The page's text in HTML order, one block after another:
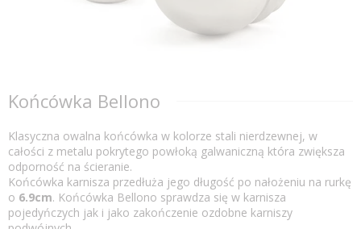
Końcówka Bellono
Klasyczna owalna końcówka w kolorze stali nierdzewnej, w
całości z metalu pokrytego powłoką galwaniczną która zwiększa
odporność na ścieranie.
Końcówka karnisza przedłuża jego długość po nałożeniu na rurkę
o 6.9cm. Końcówka Bellono sprawdza się w karnisza
pojedyńczych jak i jako zakończenie ozdobne karniszy